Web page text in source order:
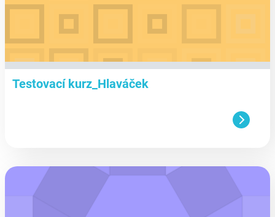
Testovací kurz_Hlaváček
aa